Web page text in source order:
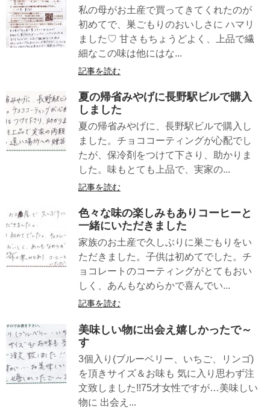
私の母がお土産で買ってきてくれたのが
初めてで、巣ごもりのおいしさに ハマリ
ました♡ 甘さもちょうどよく、上品で繊
細なこの味は他にはな...
記事を読む
夏の帰省みやげに長野駅ビルで購入
しました
夏の帰省みやげに、長野駅ビルで購入し
ました。チョココーティングが心配でし
たが、保冷剤をつけて下さり、助かりま
した。味もとても上品で、実家の...
記事を読む
色々な味の楽しみもありコーヒーと
一緒にいただきました
家族のお土産で久しぶりに巣ごもりをい
ただきました。子供は初めてでした。チ
ョコレートのコーティングがとてもおい
しく、あんもなめらかで喜んでい...
記事を読む
美味しい物に出会え嬉しかったで～
す
3個入り(ブルーベリー、いちご、リンゴ)
を頂きサイズ＆お味も 気に入り思わず注
文致しました!!75才女性ですが…美味しい
物に 出会え...